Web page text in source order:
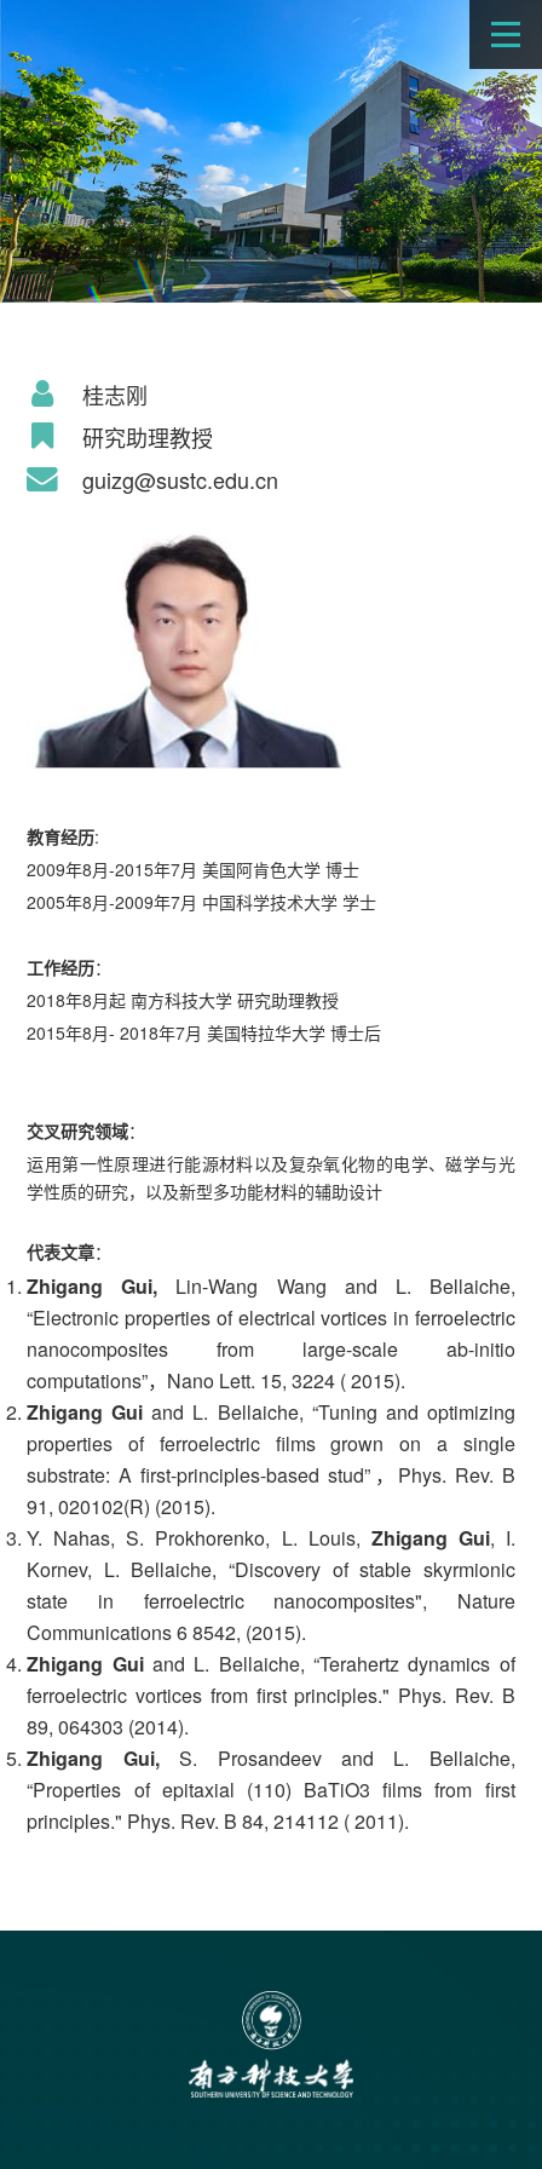
桂志刚
研究助理教授
guizg@sustc.edu.cn
教育经历:
2009年8月-2015年7月 美国阿肯色大学 博士
2005年8月-2009年7月 中国科学技术大学 学士
工作经历：
2018年8月起 南方科技大学 研究助理教授
2015年8月- 2018年7月 美国特拉华大学 博士后
交叉研究领域：
运用第一性原理进行能源材料以及复杂氧化物的电学、磁学与光
学性质的研究，以及新型多功能材料的辅助设计
代表文章：
Zhigang Gui, Lin-Wang Wang and L. Bellaiche,
“Electronic properties of electrical vortices in ferroelectric
nanocomposites from large-scale ab-initio
computations”，Nano Lett. 15, 3224 ( 2015).
Zhigang Gui and L. Bellaiche, “Tuning and optimizing
properties of ferroelectric films grown on a single
substrate: A first-principles-based stud”，Phys. Rev. B
91, 020102(R) (2015).
Y. Nahas, S. Prokhorenko, L. Louis, Zhigang Gui, I.
Kornev, L. Bellaiche, “Discovery of stable skyrmionic
state in ferroelectric nanocomposites", Nature
Communications 6 8542, (2015).
Zhigang Guiand L. Bellaiche, “Terahertz dynamics of
ferroelectric vortices from first principles." Phys. Rev. B
89, 064303 (2014).
Zhigang Gui,S. Prosandeev and L. Bellaiche,
“Properties of epitaxial (110) BaTiO3 films from first
principles." Phys. Rev. B 84, 214112 ( 2011).